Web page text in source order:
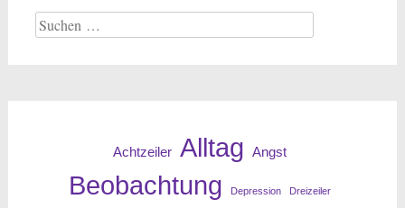
Suche
nach:
Achtzeiler Alltag Angst
Beobachtung Depression Dreizeiler